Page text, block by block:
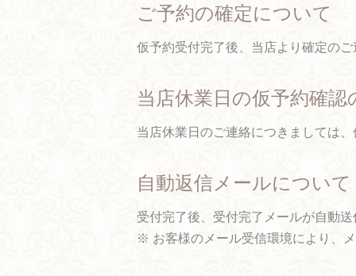
ご予約の確定について
仮予約受付完了後、当店より確定の
当店休業日の仮予約確
当店休業日のご連絡につきましては
自動返信メールについて
受付完了後、受付完了メールが自動
※ お客様のメール受信環境により、